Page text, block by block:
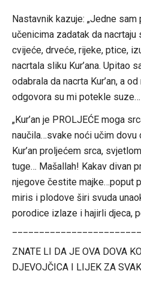
Nastavnik kazuje: „Jedne
učenicima zadatak da
cvijeće, drveće, rijeke, ptice,
nacrtala sliku Kur’ana. Upitao
odabrala da nacrta Kur’an, a
odgovora su mi potekle suze…
„Kur’an je PROLJEĆE moga
naučila…svake noći učim dovu
Kur’an proljećem srca,
tuge… Mašallah! Kakav divan
njegove čestite majke…poput
miris i plodove širi svuda
porodice izlaze i hajirli djeca,
ZNATE LI DA JE OVA DOVA
DJEVOJČICA I LIJEK ZA